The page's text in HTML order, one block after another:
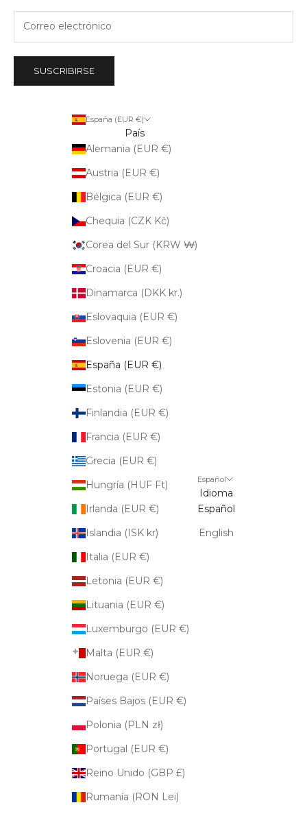
SUSCRIBIRSE
España (EUR €)
País
Alemania (EUR €)
Austria (EUR €)
Bélgica (EUR €)
Chequia (CZK Kč)
Corea del Sur (KRW ₩)
Croacia (EUR €)
Dinamarca (DKK kr.)
Eslovaquia (EUR €)
Eslovenia (EUR €)
España (EUR €)
Estonia (EUR €)
Finlandia (EUR €)
Francia (EUR €)
Grecia (EUR €)
Hungría (HUF Ft)
Irlanda (EUR €)
Islandia (ISK kr)
Italia (EUR €)
Letonia (EUR €)
Lituania (EUR €)
Luxemburgo (EUR €)
Malta (EUR €)
Noruega (EUR €)
Países Bajos (EUR €)
Polonia (PLN zł)
Portugal (EUR €)
Reino Unido (GBP £)
Rumanía (RON Lei)
Español
Idioma
Español
English